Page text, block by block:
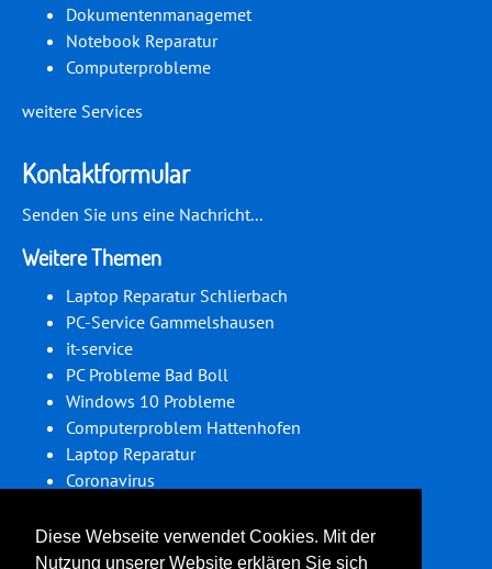
Diese Webseite verwendet Cookies. Mit der
Nutzung unserer Website erklären Sie sich
Dokumentenmanagemet
Notebook Reparatur
Computerprobleme
weitere Services
Kontaktformular
Senden Sie uns eine Nachricht...
Weitere Themen
Laptop Reparatur Schlierbach
PC-Service Gammelshausen
it-service
PC Probleme Bad Boll
Windows 10 Probleme
Computerproblem Hattenhofen
Laptop Reparatur
Coronavirus
PC-Service Gingen an der Fils